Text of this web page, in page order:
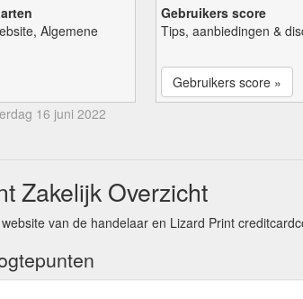
Algemene
Gebruikers score
Tips, aanbiedingen &
Gebruikers score »
16 juni 2022
Zakelijk Overzicht
van de handelaar en Lizard Print